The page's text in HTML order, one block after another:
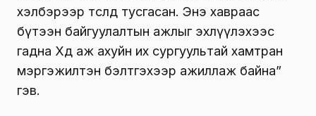
хэлбэрээр төсөлд тусгасан. Энэ хавраас
бүтээн байгуулалтын ажлыг эхлүүлэхээс
гадна Хөдөө аж ахуйн их сургуультай хамтран
мэргэжилтэн бэлтгэхээр ажиллаж байна”
гэв.